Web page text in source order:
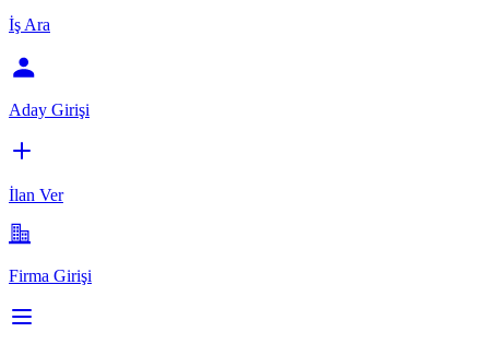
İş Ara
Aday Girişi
İlan Ver
Firma Girişi